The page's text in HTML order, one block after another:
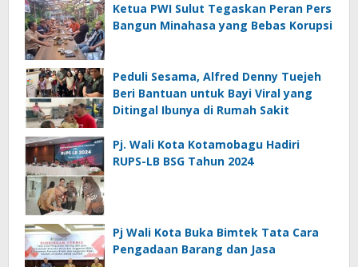
Ketua PWI Sulut Tegaskan Peran Pers
Bangun Minahasa yang Bebas Korupsi
Peduli Sesama, Alfred Denny Tuejeh
Beri Bantuan untuk Bayi Viral yang
Ditingal Ibunya di Rumah Sakit
Pj. Wali Kota Kotamobagu Hadiri
RUPS-LB BSG Tahun 2024
Pj Wali Kota Buka Bimtek Tata Cara
Pengadaan Barang dan Jasa